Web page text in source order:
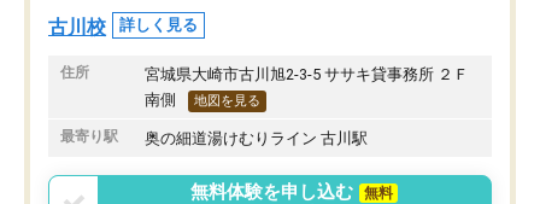
古川校 詳しく見る
住所
宮城県大崎市古川旭2-3-5 ササキ貸事務所 ２Ｆ
南側
地図を見る
最寄り駅 奥の細道湯けむりライン 古川駅
無料体験を申し込む
無料